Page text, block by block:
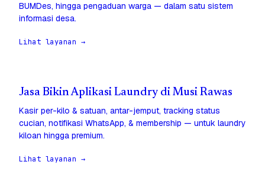
BUMDes, hingga pengaduan warga — dalam satu sistem
informasi desa.
Lihat layanan →
Jasa Bikin Aplikasi Laundry di Musi Rawas
Kasir per-kilo & satuan, antar-jemput, tracking status
cucian, notifikasi WhatsApp, & membership — untuk laundry
kiloan hingga premium.
Lihat layanan →